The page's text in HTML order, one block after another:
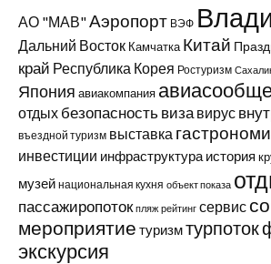
АО "МАВ"Аэропорт ВЭФ
Дальний Восток Камчатка Китай
край Республика Корея Ростуризм
Япония авиакомпания
отдых безопасность виза вирус
въездной туризм выставка
инвестиции инфраструктура история
музей национальная кухня объект показа
пассажиропоток пляж рейтинг сервис
мероприятие туризмтурпоток
экскурсия